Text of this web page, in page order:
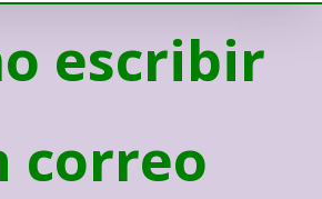
escribir
correo